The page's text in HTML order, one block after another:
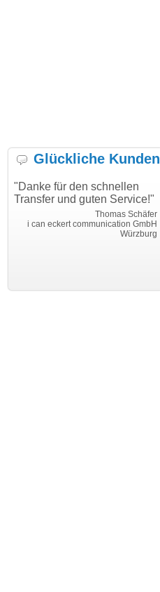
Glückliche Kunden
"Danke für den schnellen
Transfer und guten Service!"
Thomas Schäfer
i can eckert communication GmbH
Würzburg